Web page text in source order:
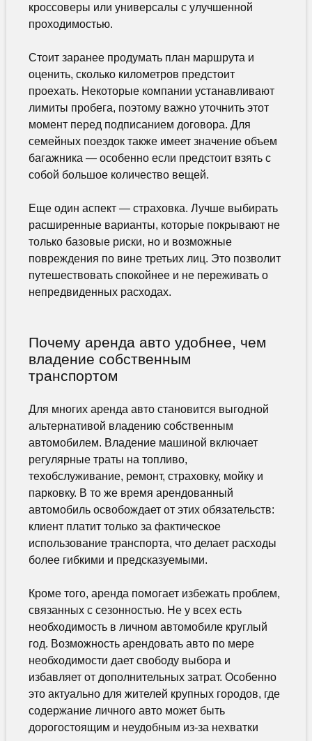
кроссоверы или универсалы с улучшенной
проходимостью.
Стоит заранее продумать план маршрута и
оценить, сколько километров предстоит
проехать. Некоторые компании устанавливают
лимиты пробега, поэтому важно уточнить этот
момент перед подписанием договора. Для
семейных поездок также имеет значение объем
багажника — особенно если предстоит взять с
собой большое количество вещей.
Еще один аспект — страховка. Лучше выбирать
расширенные варианты, которые покрывают не
только базовые риски, но и возможные
повреждения по вине третьих лиц. Это позволит
путешествовать спокойнее и не переживать о
непредвиденных расходах.
Почему аренда авто удобнее, чем
владение собственным
транспортом
Для многих аренда авто становится выгодной
альтернативой владению собственным
автомобилем. Владение машиной включает
регулярные траты на топливо,
техобслуживание, ремонт, страховку, мойку и
парковку. В то же время арендованный
автомобиль освобождает от этих обязательств:
клиент платит только за фактическое
использование транспорта, что делает расходы
более гибкими и предсказуемыми.
Кроме того, аренда помогает избежать проблем,
связанных с сезонностью. Не у всех есть
необходимость в личном автомобиле круглый
год. Возможность арендовать авто по мере
необходимости дает свободу выбора и
избавляет от дополнительных затрат. Особенно
это актуально для жителей крупных городов, где
содержание личного авто может быть
дорогостоящим и неудобным из-за нехватки